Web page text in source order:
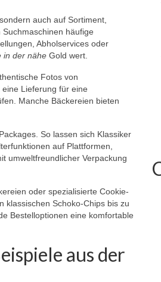
auch auf Sortiment,
Suchmaschinen häufige
Abholservices oder
in der nähe Gold wert.
Fotos von
Lieferung für eine
Manche Bäckereien bieten
So lassen sich Klassiker
auf Plattformen,
umweltfreundlicher Verpackung
oder spezialisierte Cookie-
klassischen Schoko-Chips bis zu
Bestelloptionen eine komfortable
aus der